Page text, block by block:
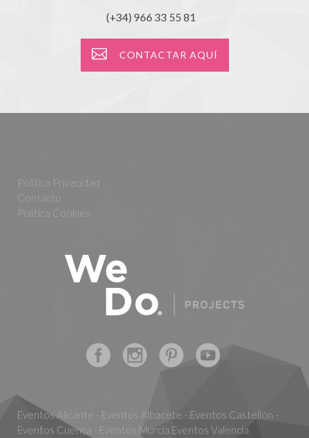
(+34) 966 33 55 81
CONTACTAR AQUÍ
Política Privacidad
Contacto
Política Cookies
Eventos Alicante - Eventos Albacete - Eventos Castellón -
Eventos Cuenca - Eventos Murcia Eventos Valencia